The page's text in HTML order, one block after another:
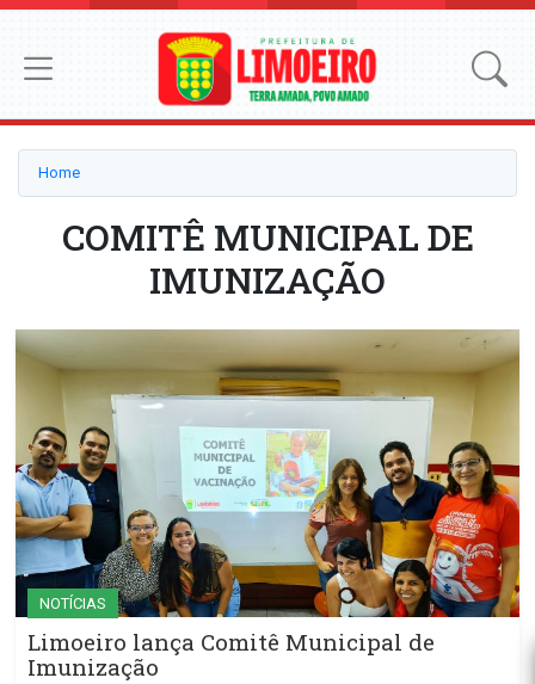
Home
COMITÊ MUNICIPAL DE
IMUNIZAÇÃO
NOTÍCIAS
Limoeiro lança Comitê Municipal de
Imunização